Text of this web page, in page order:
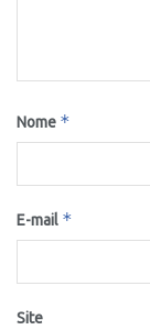
Nome *
E-mail *
Site